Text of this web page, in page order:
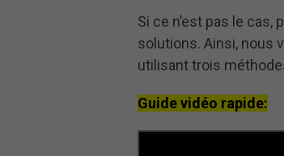
Si ce n’est pas le
solutions. Ainsi, nous
utilisant trois
Guide vidéo rapide: